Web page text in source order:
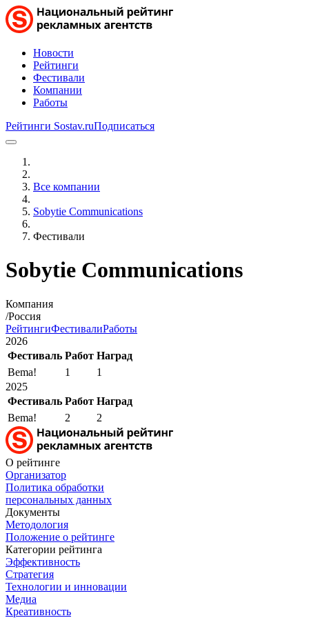
Новости
Рейтинги
Фестивали
Компании
Работы
Рейтинги Sostav.ruПодписаться
Все компании
Sobytie Communications
Фестивали
Sobytie Communications
Компания
/Россия
РейтингиФестивалиРаботы
2026
Фестиваль Работ Наград
Bema!
1
1
2025
Фестиваль Работ Наград
Bema!
2 2
О рейтинге
Организатор
Политика обработки
персональных данных
Документы
Методология
Положение о рейтинге
Категории рейтинга
Эффективность
Стратегия
Технологии и инновации
Медиа
Креативность